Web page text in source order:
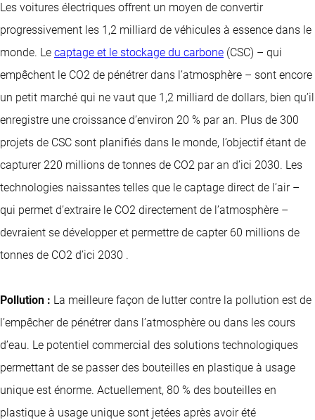
Les voitures électriques offrent un moyen de convertir
progressivement les 1,2 milliard de véhicules à essence dans le
monde. Le captage et le stockage du carbone (CSC) – qui
empêchent le CO2 de pénétrer dans l’atmosphère – sont encore
un petit marché qui ne vaut que 1,2 milliard de dollars, bien qu’il
enregistre une croissance d’environ 20 % par an. Plus de 300
projets de CSC sont planifiés dans le monde, l’objectif étant de
capturer 220 millions de tonnes de CO2 par an d’ici 2030. Les
technologies naissantes telles que le captage direct de l’air –
qui permet d’extraire le CO2 directement de l’atmosphère –
devraient se développer et permettre de capter 60 millions de
tonnes de CO2 d’ici 2030 .
Pollution : La meilleure façon de lutter contre la pollution est de
l’empêcher de pénétrer dans l’atmosphère ou dans les cours
d’eau. Le potentiel commercial des solutions technologiques
permettant de se passer des bouteilles en plastique à usage
unique est énorme. Actuellement, 80 % des bouteilles en
plastique à usage unique sont jetées après avoir été